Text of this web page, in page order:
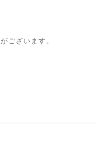
のあるサイズにブルー
ございます。